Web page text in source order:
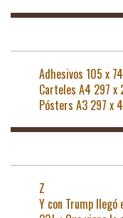
Adhesivos 105 x
Carteles A4 297 x
Pósters A3 297 x
Z
Y con Trump llegó